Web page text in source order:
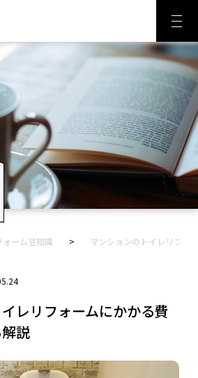
ォーム豆知識 マンションのトイレリフォ
レリフォームにかかる費
説